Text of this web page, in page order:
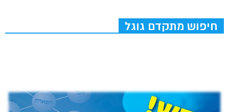
חיפוש מתקדם גוגל